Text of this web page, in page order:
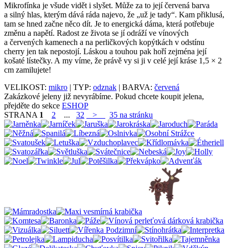
Mikrofínka je všude vidět i slyšet. Může za to její červená barva
a silný hlas, kterým dává ráda najevo, že „už je tady“. Kam přiklusá,
tam se hned začne něco dít. Je to energická dáma, která potřebuje
změnu a napětí. Radost ze života se jí odráží ve vínových
a červených kamenech a na perličkových kopýtkách v odstínu
cherry jen tak nepostojí. Láskou a touhou pak hoří zejména její
košaté lístečky. A my víme, že právě vy si ji v celé její kráse 1,5 × 2
cm zamilujete!
VELIKOST: mikro | TYP: odznak | BARVA: červená
Zakázkové jeleny již nevyrábíme. Pokud chcete koupit jelena,
přejděte do sekce ESHOP
STRANA 1 2 ... 32 > 35 na stránku